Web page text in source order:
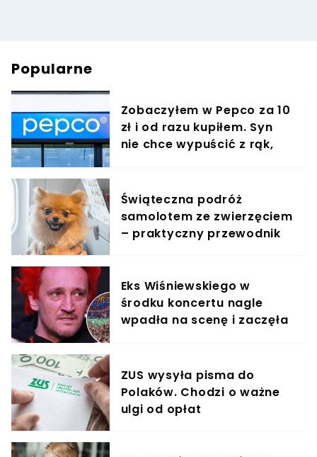
Popularne
Zobaczyłem w Pepco za 10
zł i od razu kupiłem. Syn
nie chce wypuścić z rąk,
Świąteczna podróż
samolotem ze zwierzęciem
– praktyczny przewodnik
Eks Wiśniewskiego w
środku koncertu nagle
wpadła na scenę i zaczęła
ZUS wysyła pisma do
Polaków. Chodzi o ważne
ulgi od opłat